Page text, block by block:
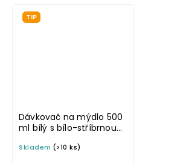
TIP
Dávkovač na mýdlo 500
ml bílý s bílo-stříbrnou
Skladem (>10 ks)